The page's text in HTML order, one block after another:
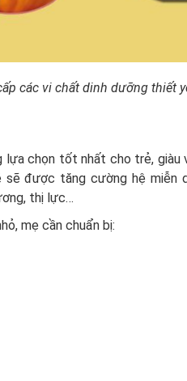
các vi chất dinh dưỡng thiết
chọn tốt nhất cho trẻ, giàu
được tăng cường hệ miễn
thị lực…
mẹ cần chuẩn bị: